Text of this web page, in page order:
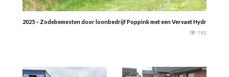
2025 – Zodebemesten door loonbedrijf Poppink met een Vervaet Hydro Trike
792